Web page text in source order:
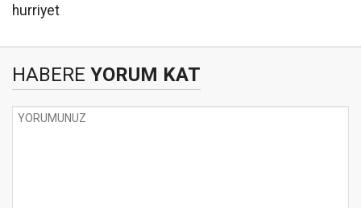
hurriyet
HABERE YORUM KAT